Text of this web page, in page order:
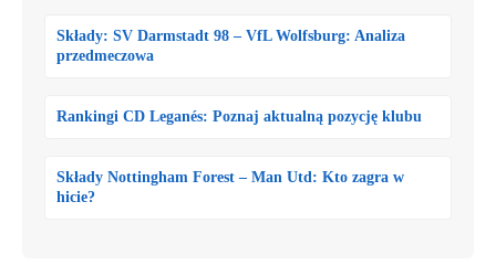
Składy: SV Darmstadt 98 – VfL Wolfsburg: Analiza
przedmeczowa
Rankingi CD Leganés: Poznaj aktualną pozycję klubu
Składy Nottingham Forest – Man Utd: Kto zagra w
hicie?